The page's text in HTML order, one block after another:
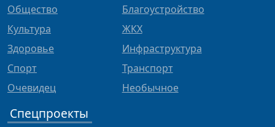
Общество
Культура
Здоровье
Спорт
Очевидец
Благоустройство
ЖКХ
Инфраструктура
Транспорт
Необычное
Спецпроекты